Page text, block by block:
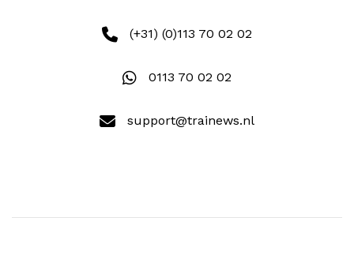
(+31) (0)113 70 02 02
0113 70 02 02
support@trainews.nl